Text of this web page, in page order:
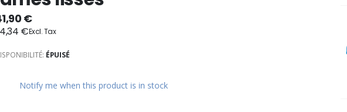
€
€
ÉPUISÉ
Notify me when this product is in stock